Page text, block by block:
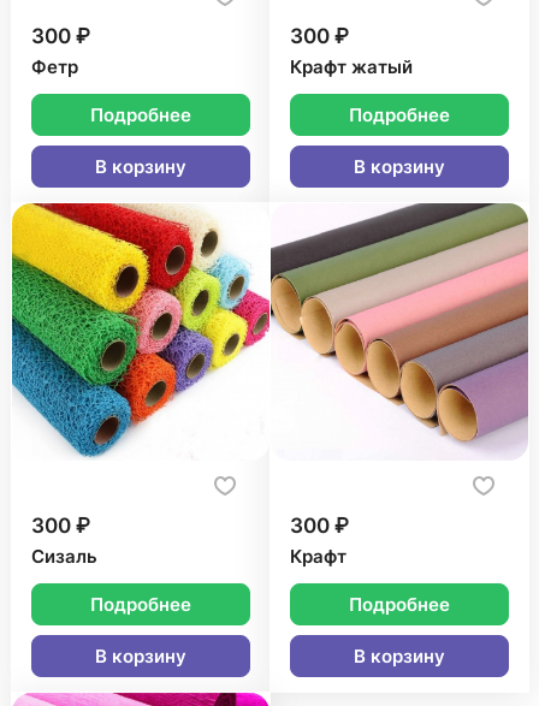
300 ₽
Фетр
Подробнее
В корзину
300 ₽
Крафт жатый
Подробнее
В корзину
300 ₽
Сизаль
Подробнее
В корзину
300 ₽
Крафт
Подробнее
В корзину